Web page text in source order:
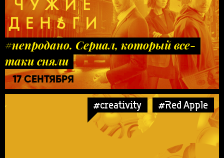
#непродано. Сериал, который все-
таки сняли
17 СЕНТЯБРЯ
#creativity #Red Apple